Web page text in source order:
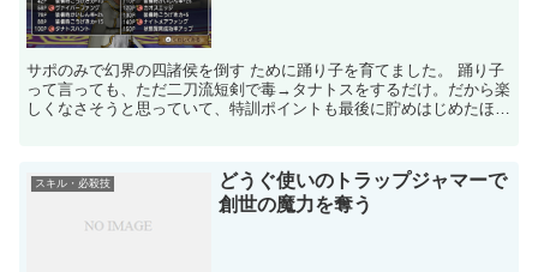
サポのみで幻界の四諸侯を倒す ために踊り子を育てました。 踊り子
って言っても、ただ二刀流短剣で毒→タナトスをするだけ。だから楽
しくなさそうと思っていて、特訓ポイントも最後に貯めはじめたほ
スキル・必殺技
どうぐ使いのトラップジャマーで
創世の魔力を奪う